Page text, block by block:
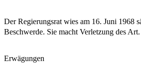
Der Regierungsrat wies am 16. Juni 1968
Beschwerde. Sie macht Verletzung des
Erwägungen